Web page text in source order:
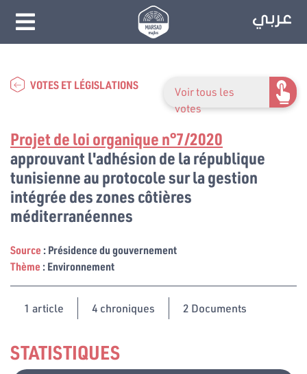
VOTES ET LÉGISLATIONS
Voir tous les
votes
STATISTIQUES
Projet de loi organique n°7/2020
approuvant l'adhésion de la république
tunisienne au protocole sur la gestion
intégrée des zones côtières
méditerranéennes
Source: Présidence du gouvernement
Thème: Environnement
1 article 4 chroniques 2 Documents